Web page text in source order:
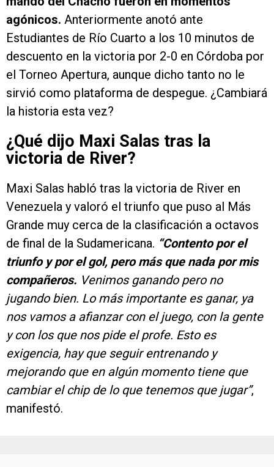
agónicos. Anteriormente anotó ante
Estudiantes de Río Cuarto a los 10 minutos de
descuento en la victoria por 2-0 en Córdoba por
el Torneo Apertura, aunque dicho tanto no le
sirvió como plataforma de despegue. ¿Cambiará
la historia esta vez?
¿Qué dijo Maxi Salas tras la
victoria de River?
Maxi Salas habló tras la victoria de River en
Venezuela y valoró el triunfo que puso al Más
Grande muy cerca de la clasificación a octavos
de final de la Sudamericana. “Contento por el
triunfo y por el gol, pero más que nada por mis
compañeros. Venimos ganando pero no
jugando bien. Lo más importante es ganar, ya
nos vamos a afianzar con el juego, con la gente
y con los que nos pide el profe. Esto es
exigencia, hay que seguir entrenando y
mejorando que en algún momento tiene que
cambiar el chip de lo que tenemos que jugar”,
manifestó.